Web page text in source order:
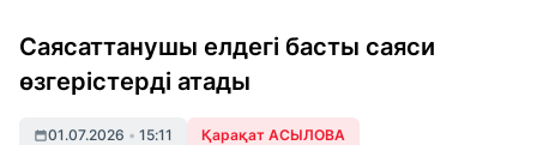
Саясаттанушы елдегі басты саяси
өзгерістерді атады
01.07.2026 • 15:11 Қарақат АСЫЛОВА